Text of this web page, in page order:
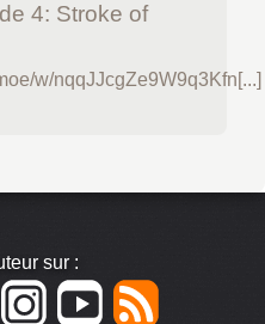
4: Stroke of
w/nqqJJcgZe9W9q3Kfn[...]
sur :